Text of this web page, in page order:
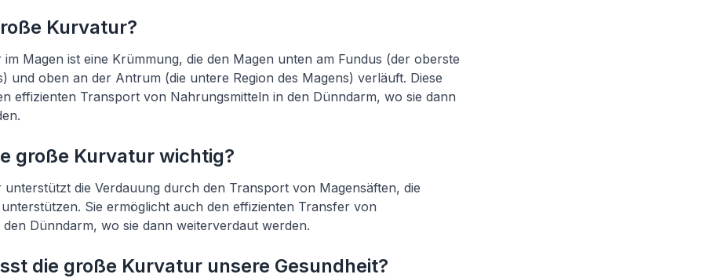
Kurvatur?
Magen ist eine Krümmung, die den Magen unten am Fundus (der oberste
und oben an der Antrum (die untere Region des Magens) verläuft. Diese
effizienten Transport von Nahrungsmitteln in den Dünndarm, wo sie dann
große Kurvatur wichtig?
unterstützt die Verdauung durch den Transport von Magensäften, die
Sie ermöglicht auch den effizienten Transfer von
Dünndarm, wo sie dann weiterverdaut werden.
die große Kurvatur unsere Gesundheit?